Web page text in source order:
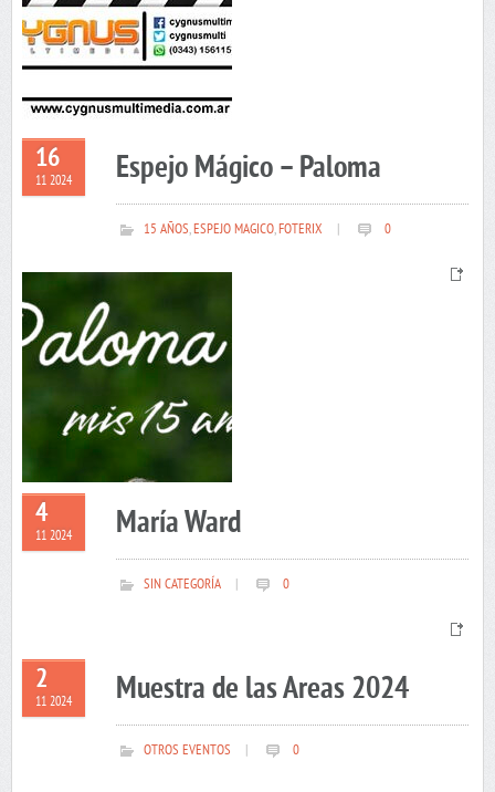
16
11 2024 Espejo Mágico – Paloma
15 AÑOS,ESPEJO MAGICO,FOTERIX 0
4
11 2024 María Ward
SIN CATEGORÍA 0
2
11 2024 Muestra de las Areas 2024
OTROS EVENTOS 0